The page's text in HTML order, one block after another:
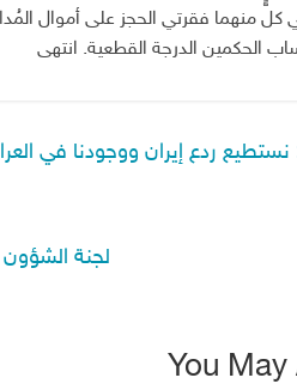
منهما فقرتي الحجز على أموال
الحكمين الدرجة القطعية. انتهى
نستطيع ردع إيران ووجودنا في
لجنة
You